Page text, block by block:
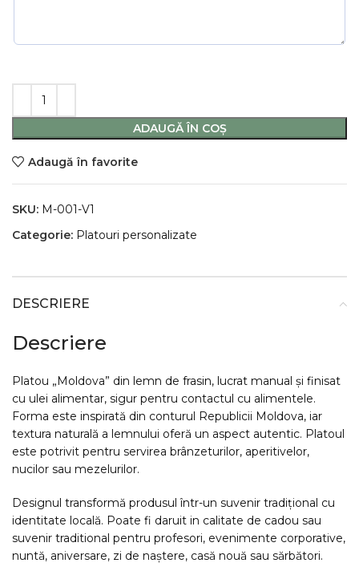
ADAUGĂ ÎN COȘ
Adaugă în favorite
SKU: M-001-V1
Categorie: Platouri personalizate
DESCRIERE
Descriere
Platou „Moldova” din lemn de frasin, lucrat manual și finisat
cu ulei alimentar, sigur pentru contactul cu alimentele.
Forma este inspirată din conturul Republicii Moldova, iar
textura naturală a lemnului oferă un aspect autentic. Platoul
este potrivit pentru servirea brânzeturilor, aperitivelor,
nucilor sau mezelurilor.
Designul transformă produsul într-un suvenir tradițional cu
identitate locală. Poate fi daruit in calitate de cadou sau
suvenir traditional pentru profesori, evenimente corporative,
nuntă, aniversare, zi de naștere, casă nouă sau sărbători.